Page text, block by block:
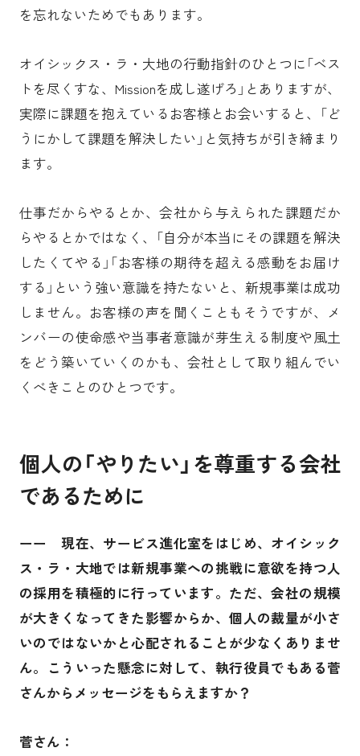
を忘れないためでもあります。
オイシックス・ラ・大地の行動指針のひとつに「ベス
トを尽くすな、Missionを成し遂げろ」とありますが、
実際に課題を抱えているお客様とお会いすると、「ど
うにかして課題を解決したい」と気持ちが引き締まり
ます。
仕事だからやるとか、会社から与えられた課題だか
らやるとかではなく、「自分が本当にその課題を解決
したくてやる」「お客様の期待を超える感動をお届け
する」という強い意識を持たないと、新規事業は成功
しません。お客様の声を聞くこともそうですが、メ
ンバーの使命感や当事者意識が芽生える制度や風土
をどう築いていくのかも、会社として取り組んでい
くべきことのひとつです。
個人の「やりたい」を尊重する会社
であるために
ーー 現在、サービス進化室をはじめ、オイシック
ス・ラ・大地では新規事業への挑戦に意欲を持つ人
の採用を積極的に行っています。ただ、会社の規模
が大きくなってきた影響からか、個人の裁量が小さ
いのではないかと心配されることが少なくありませ
ん。こういった懸念に対して、執行役員でもある菅
さんからメッセージをもらえますか？
菅さん：